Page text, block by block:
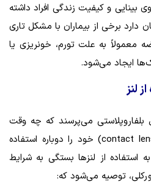
بینایی و کیفیت زندگی افراد داشته
دارد برخی از بیماران با مشکل تاری
معمولاً به علت تورم، خونریزی یا
ایجاد می‌شود.
لنز
بلفاروپلاستی می‌پرسند که چه وقت
می‌توانند لنزهای تماسی (contact lenses) خود را دوباره استفاده
استفاده از لنزها بستگی به شرایط
توصیه می‌شود که: